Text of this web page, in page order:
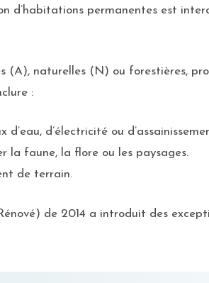
d’habitations permanentes est
(A), naturelles (N) ou forestières,
:
d’électricité ou
la faune, la flore ou les paysages.
de terrain.
de 2014 a introduit des